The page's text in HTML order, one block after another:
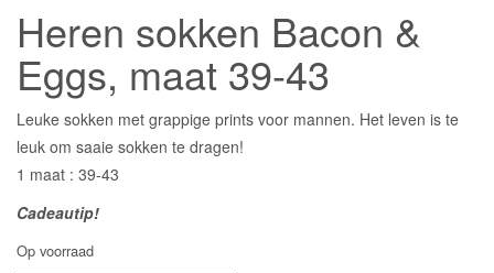
Heren sokken Bacon &
Eggs, maat 39-43
Leuke sokken met grappige prints voor mannen. Het leven is te
leuk om saaie sokken te dragen!
1 maat : 39-43
Cadeautip!
Op voorraad